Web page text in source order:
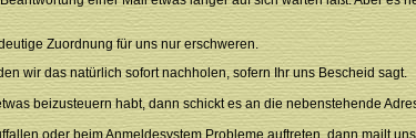
Zuordnung für uns nur erschweren.
wir das natürlich sofort nachholen, sofern Ihr uns Bescheid sagt.
beizusteuern habt, dann schickt es an die nebenstehende
oder beim Anmeldesystem Probleme auftreten, dann mailt